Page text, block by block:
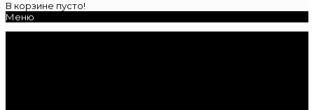
В корзине пусто!
Меню